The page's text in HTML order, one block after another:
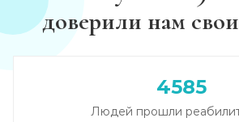
Экстренное вытрезвление
доверили нам
4585
Людей прошли